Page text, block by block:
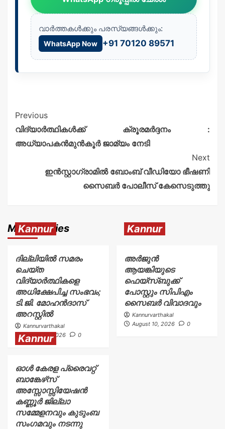
വാർത്തകൾക്കും പരസ്യങ്ങൾക്കും:
WhatsApp Now +91 70120 89571
Previous
വിദ്യാർത്ഥികൾക്ക് ക്രൂരമർദ്ദനം :
അധ്യാപകൻമുൻകൂർ ജാമ്യം നേടി
Next
ഇൻസ്റ്റാഗ്രാമിൽ ബോംബ് വീഡിയോ ഭീഷണി
സൈബർ പോലീസ് കേസെടുത്തു
More Stories
Kannur
ദില്ലിയിൽ സമരം
ചെയ്ത
വിദ്യാർത്ഥികളെ
അധിക്ഷേപിച്ച സംഭവം;
ടി.ജി. മോഹൻദാസ്
അറസ്റ്റിൽ
Kannurvarthakal
August 10, 2026
0
Kannur
അര്‍ജുന്‍
ആയങ്കിയുടെ
ഫെയ്‌സ്ബുക്ക്
പോസ്റ്റും സിപിഎം
സൈബര്‍ വിവാദവും
Kannurvarthakal
August 10, 2026
0
Kannur
ഓൾ കേരള പ്രൈവറ്റ്
ബാങ്കേഴ്‌സ്
അസ്സോസ്സിയേഷൻ
കണ്ണൂർ ജില്ലാ
സമ്മേളനവും കുടുംബ
സംഗമവും നടന്നു